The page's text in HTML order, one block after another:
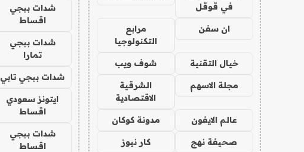
في قوقل
ان سفن
مرابع
التكنولوجيا
خيال التقنية شوف ويب
مجلة الاسهم
الشرقية
الاقتصادية
عالم الايفون مدونة كوكان
صحيفة نهج كار نيوز
شدات ببجي
اقساط
شدات ببجي
تمارا
شدات ببجي تابي
ايتونز سعودي
اقساط
شدات ببجي
اقساط